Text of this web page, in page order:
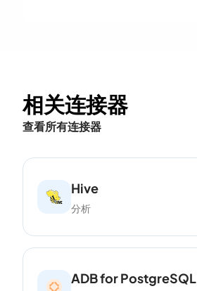
相关连接器
查看所有连接器
Hive
分析
ADB for PostgreSQL